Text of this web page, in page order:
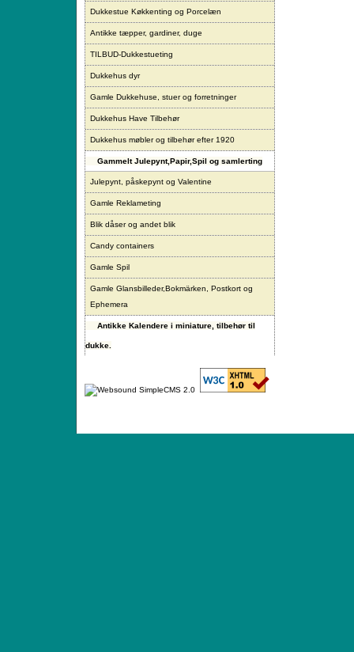
Dukkestue Køkkenting og Porcelæn
Antikke tæpper, gardiner, duge
TILBUD-Dukkestueting
Dukkehus dyr
Gamle Dukkehuse, stuer og forretninger
Dukkehus Have Tilbehør
Dukkehus møbler og tilbehør efter 1920
Gammelt Julepynt,Papir,Spil og samlerting
Julepynt, påskepynt og Valentine
Gamle Reklameting
Blik dåser og andet blik
Candy containers
Gamle Spil
Gamle Glansbilleder,Bokmärken, Postkort og
Ephemera
Antikke Kalendere i miniature, tilbehør til
dukke.